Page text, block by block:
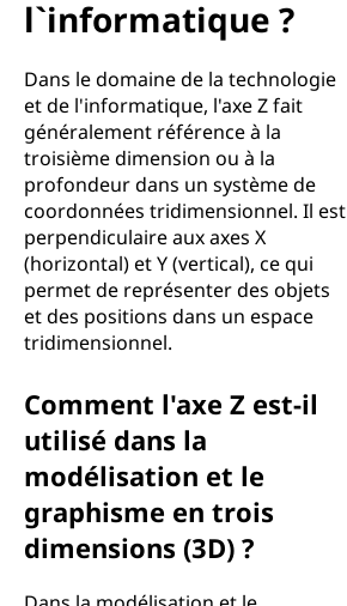
l`informatique ?
Dans le domaine de la technologie
et de l'informatique, l'axe Z fait
généralement référence à la
troisième dimension ou à la
profondeur dans un système de
coordonnées tridimensionnel. Il est
perpendiculaire aux axes X
(horizontal) et Y (vertical), ce qui
permet de représenter des objets
et des positions dans un espace
tridimensionnel.
Comment l'axe Z est-il
utilisé dans la
modélisation et le
graphisme en trois
dimensions (3D) ?